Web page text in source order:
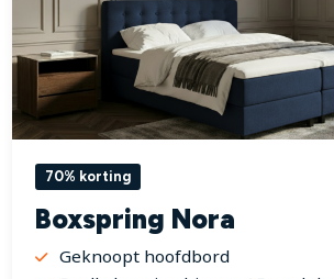
70% korting
Boxspring Nora
Geknoopt hoofdbord